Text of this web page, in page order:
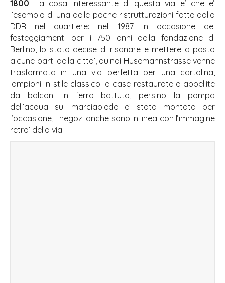
1800. La cosa interessante di questa via e’ che e’
l’esempio di una delle poche ristrutturazioni fatte dalla
DDR nel quartiere: nel 1987 in occasione dei
festeggiamenti per i 750 anni della fondazione di
Berlino, lo stato decise di risanare e mettere a posto
alcune parti della citta’, quindi Husemannstrasse venne
trasformata in una via perfetta per una cartolina,
lampioni in stile classico le case restaurate e abbellite
da balconi in ferro battuto, persino la pompa
dell’acqua sul marciapiede e’ stata montata per
l’occasione, i negozi anche sono in linea con l’immagine
retro’ della via.